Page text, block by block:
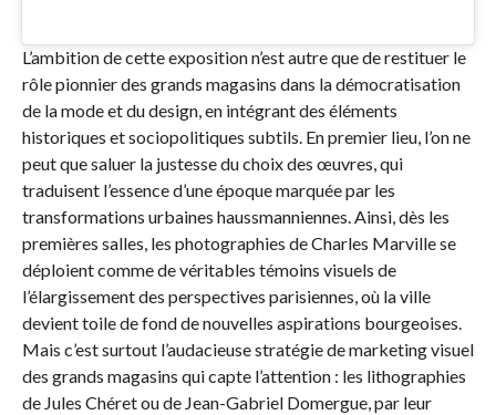
L’ambition de cette exposition n’est autre que de restituer le
rôle pionnier des grands magasins dans la démocratisation
de la mode et du design, en intégrant des éléments
historiques et sociopolitiques subtils. En premier lieu, l’on ne
peut que saluer la justesse du choix des œuvres, qui
traduisent l’essence d’une époque marquée par les
transformations urbaines haussmanniennes. Ainsi, dès les
premières salles, les photographies de Charles Marville se
déploient comme de véritables témoins visuels de
l’élargissement des perspectives parisiennes, où la ville
devient toile de fond de nouvelles aspirations bourgeoises.
Mais c’est surtout l’audacieuse stratégie de marketing visuel
des grands magasins qui capte l’attention : les lithographies
de Jules Chéret ou de Jean-Gabriel Domergue, par leur